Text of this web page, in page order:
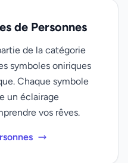
de Personnes
de la catégorie
symboles oniriques
Chaque symbole
un éclairage
vos rêves.